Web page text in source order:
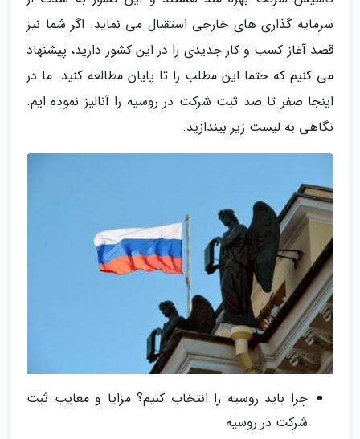
سرمایه گذاری های خارجی استقبال می نماید. اگر شما نیز
قصد آغاز کسب و کار جدیدی را در این کشور دارید، پیشنهاد
می کنیم که حتما این مطلب را تا پایان مطالعه کنید. ما در
اینجا صفر تا صد ثبت شرکت در روسیه را آنالیز نموده ایم.
نگاهی به لیست زیر بیندازید.
چرا باید روسیه را انتخاب کنیم؟ مزایا و معایب ثبت
شرکت در روسیه